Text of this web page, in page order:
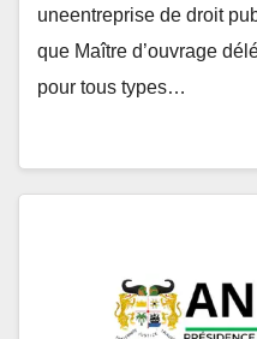
uneentreprise de droit
que Maître d’ouvrage
pour tous types…